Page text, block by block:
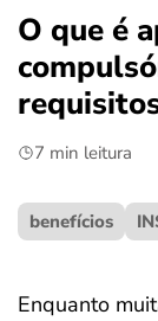
crédito fácil
últimas
O que é
7 min leitura
benefícios
Enquanto